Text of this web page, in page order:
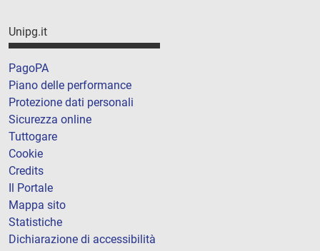
Unipg.it
PagoPA
Piano delle performance
Protezione dati personali
Sicurezza online
Tuttogare
Cookie
Credits
Il Portale
Mappa sito
Statistiche
Dichiarazione di accessibilità